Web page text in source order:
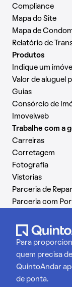
Compliance
Mapa do Site
Mapa de
Relatório de
Produtos
Indique um imóvel
Valor de aluguel
Guias
Consórcio de
Imovelweb
Trabalhe com a
Carreiras
Corretagem
Fotografia
Vistorias
Parceria de
Parceria com
Para
quem precisa
QuintoAndar
de ponta.